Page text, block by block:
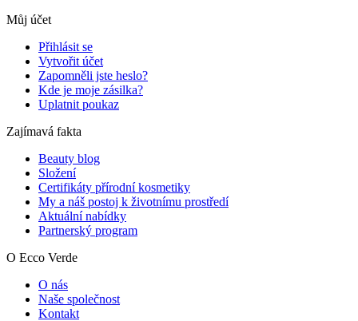
Můj účet
Přihlásit se
Vytvořit účet
Zapomněli jste heslo?
Kde je moje zásilka?
Uplatnit poukaz
Zajímavá fakta
Beauty blog
Složení
Certifikáty přírodní kosmetiky
My a náš postoj k životnímu prostředí
Aktuální nabídky
Partnerský program
O Ecco Verde
O nás
Naše společnost
Kontakt